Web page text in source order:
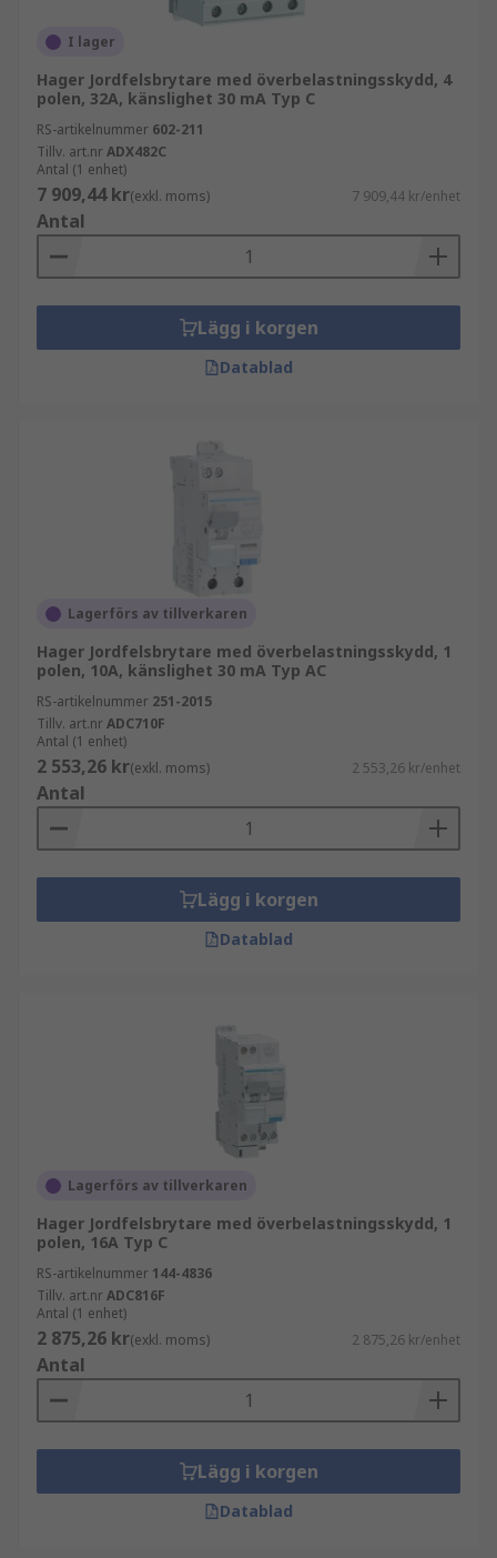
I lager
Hager Jordfelsbrytare med överbelastningsskydd, 4
polen, 32A, känslighet 30 mA Typ C
RS-artikelnummer 602-211
Tillv. art.nrADX482C
Antal (1 enhet)
7 909,44 kr(exkl. moms) 7 909,44 kr/enhet
Antal
Lägg i korgen
Datablad
Lagerförs av tillverkaren
Hager Jordfelsbrytare med överbelastningsskydd, 1
polen, 10A, känslighet 30 mA Typ AC
RS-artikelnummer 251-2015
Tillv. art.nrADC710F
Antal (1 enhet)
2 553,26 kr(exkl. moms) 2 553,26 kr/enhet
Antal
Lägg i korgen
Datablad
Lagerförs av tillverkaren
Hager Jordfelsbrytare med överbelastningsskydd, 1
polen, 16A Typ C
RS-artikelnummer 144-4836
Tillv. art.nrADC816F
Antal (1 enhet)
2 875,26 kr(exkl. moms) 2 875,26 kr/enhet
Antal
Lägg i korgen
Datablad